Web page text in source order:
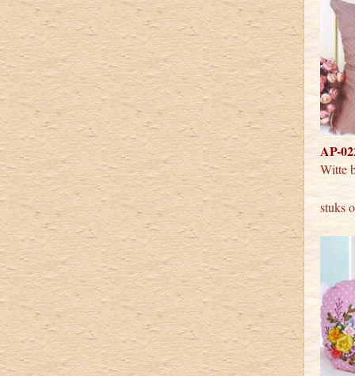
AP-
Witte
stuks